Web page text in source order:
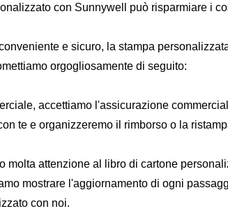
con Sunnywell può risparmiare i
e sicuro, la stampa
orgogliosamente di seguito:
accettiamo l'assicurazione
te e organizzeremo il rimborso o la
molta attenzione al libro di cartone
mostrare l'aggiornamento di ogni
con noi.